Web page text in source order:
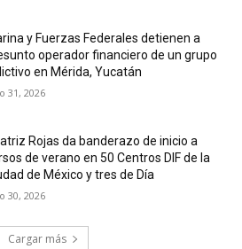
y Fuerzas Federales detienen a
operador financiero de un grupo
en Mérida, Yucatán
31, 2026
Rojas da banderazo de inicio a
de verano en 50 Centros DIF de la
de México y tres de Día
30, 2026
Cargar más